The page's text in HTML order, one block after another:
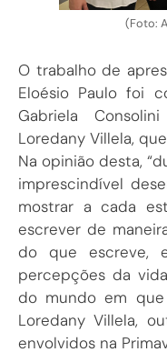
(Foto:
O trabalho de
Eloésio Paulo foi
Gabriela
Loredany Villela,
Na opinião desta,
imprescindível
mostrar a cada
escrever de
do que escreve,
percepções da
do mundo em
Loredany Villela,
envolvidos na